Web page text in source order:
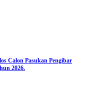
Calon Pasukan Pengibar
2026.